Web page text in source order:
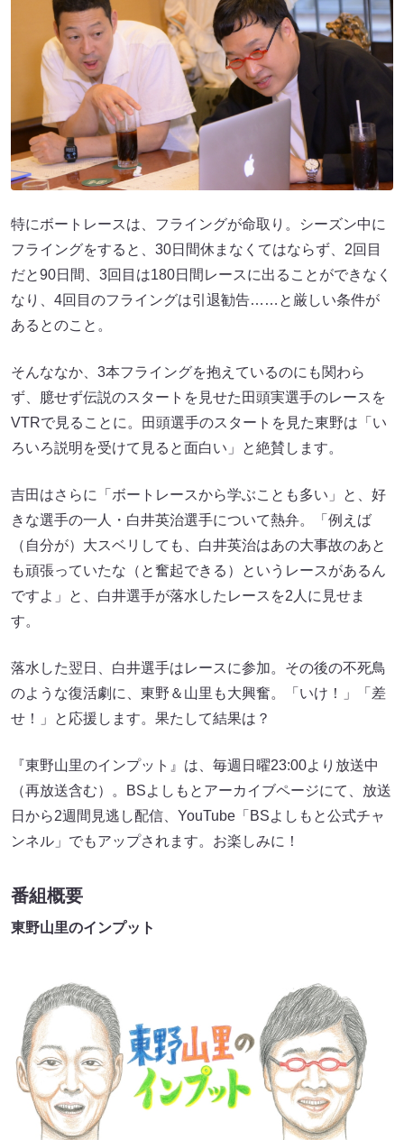
特にボートレースは、フライングが命取り。シーズン中に
フライングをすると、30日間休まなくてはならず、2回目
だと90日間、3回目は180日間レースに出ることができなく
なり、4回目のフライングは引退勧告……と厳しい条件が
あるとのこと。
そんななか、3本フライングを抱えているのにも関わら
ず、臆せず伝説のスタートを見せた田頭実選手のレースを
VTRで見ることに。田頭選手のスタートを見た東野は「い
ろいろ説明を受けて見ると面白い」と絶賛します。
吉田はさらに「ボートレースから学ぶことも多い」と、好
きな選手の一人・白井英治選手について熱弁。「例えば
（自分が）大スベリしても、白井英治はあの大事故のあと
も頑張っていたな（と奮起できる）というレースがあるん
ですよ」と、白井選手が落水したレースを2人に見せま
す。
落水した翌日、白井選手はレースに参加。その後の不死鳥
のような復活劇に、東野＆山里も大興奮。「いけ！」「差
せ！」と応援します。果たして結果は？
『東野山里のインプット』は、毎週日曜23:00より放送中
（再放送含む）。BSよしもとアーカイブページにて、放送
日から2週間見逃し配信、YouTube「BSよしもと公式チャ
ンネル」でもアップされます。お楽しみに！
番組概要
東野山里のインプット